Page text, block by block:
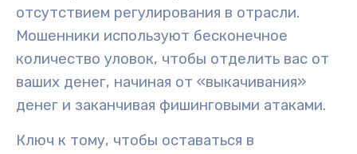
отсутствием регулирования в отрасли.
Мошенники используют бесконечное
количество уловок, чтобы отделить вас от
ваших денег, начиная от «выкачивания»
денег и заканчивая фишинговыми атаками.
Ключ к тому, чтобы оставаться в